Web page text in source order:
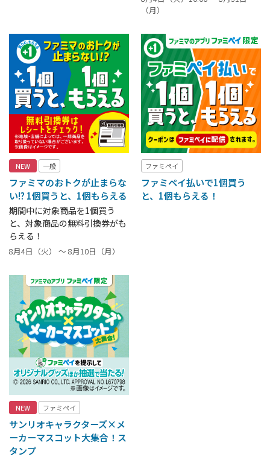
（月）
NEW 一般
ファミマのおトクが止まらな
い!? 1個買うと、1個もらえる
期間中に対象商品を1個買う
と、対象商品の無料引換券がも
らえる！
8月4日（火） ～ 8月10日（月）
ファミペイ
ファミペイ払いで1個買う
と、1個もらえる！
NEW ファミペイ
サンリオキャラクターズ×メ
ーカーマスコット大集合！ス
タンプ